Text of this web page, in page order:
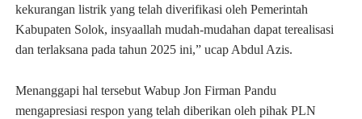
kekurangan listrik yang telah diverifikasi oleh Pemerintah
Kabupaten Solok, insyaallah mudah-mudahan dapat terealisasi
dan terlaksana pada tahun 2025 ini,” ucap Abdul Azis.
Menanggapi hal tersebut Wabup Jon Firman Pandu
mengapresiasi respon yang telah diberikan oleh pihak PLN